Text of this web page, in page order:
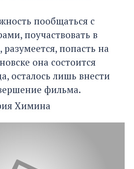
пообщаться с
поучаствовать в
разумеется, попасть на
она состоится
осталось лишь внести
фильма.
Химина